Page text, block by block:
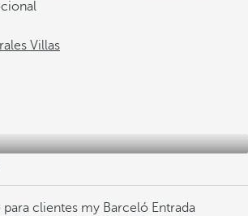
Villas
clientes my Barceló Entrada